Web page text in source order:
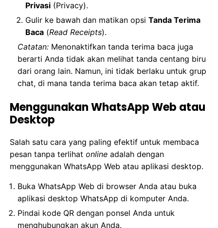
Privasi (Privacy).
Gulir ke bawah dan matikan opsi Tanda Terima
Baca (Read Receipts).
Catatan: Menonaktifkan tanda terima baca juga
berarti Anda tidak akan melihat tanda centang biru
dari orang lain. Namun, ini tidak berlaku untuk grup
chat, di mana tanda terima baca akan tetap aktif.
Menggunakan WhatsApp Web atau
Desktop
Salah satu cara yang paling efektif untuk membaca
pesan tanpa terlihat online adalah dengan
menggunakan WhatsApp Web atau aplikasi desktop.
Buka WhatsApp Web di browser Anda atau buka
aplikasi desktop WhatsApp di komputer Anda.
Pindai kode QR dengan ponsel Anda untuk
menghubungkan akun Anda.